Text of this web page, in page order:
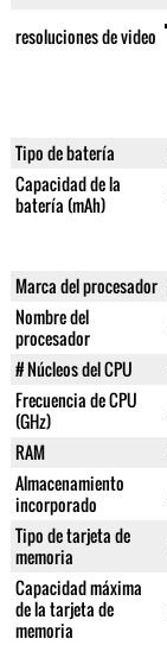
resoluciones de video
Tipo de batería
Capacidad de la
batería (mAh)
Marca del procesador
Nombre del
procesador
# Núcleos del CPU
Frecuencia de CPU
(GHz)
RAM
Almacenamiento
incorporado
Tipo de tarjeta de
memoria
Capacidad máxima
de la tarjeta de
memoria